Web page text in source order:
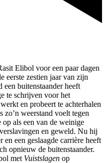
Elibol voor een paar dagen
eerste zestien jaar van zijn
buitenstaander heeft
te schrijven voor het
en probeert te achterhalen
zo’n weerstand voelt tegen
als een van de weinige
en geweld. Nu hij
een geslaagde carrière heeft
opnieuw de buitenstaander.
met Vuistslagen op